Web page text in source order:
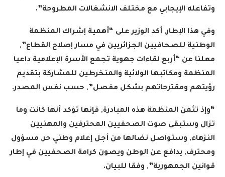
وتفاعله الإيجابي مع مختلف الانشغالات المطروحة”.
وفي هذا الإطار, أكد الوزير على “أهمية إشراك المنظمة
الوطنية للصحافيين الجزائريين في مسار إصلاح القطاع”,
معلنا عن “أربع لقاءات جهوية تجمع الأسرة الإعلامية داعيا
المنظمة ومكاتبها الولائية والمنخرطين للمشاركة بتقديم
رؤيتهم ومقترحاتهم بشكل مفصل”, حسب نفس المصدر.
“وإذ تثمن المنظمة هذه المبادرة, فإنها تؤكد أنها كانت وما
تزال وستبقى صوت الصحفيين المحترفين والمهنيين
النزهاء, وستواصل نضالها من أجل إعلام وطني حر, مسؤول
ومحترف, يدافع عن الوطن ويصون كرامة الصحفيين في إطار
قوانين الجمهورية”, وفقا للبيان.